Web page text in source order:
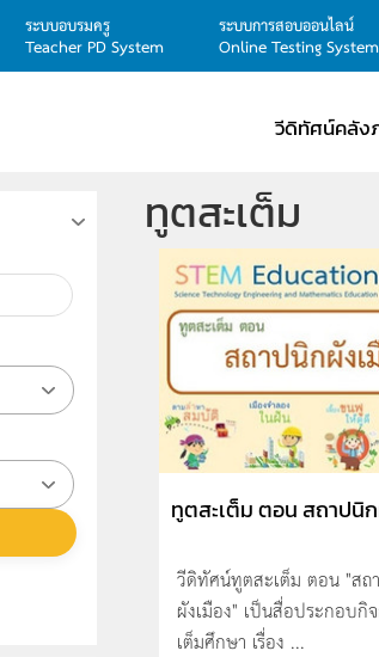
ระบบอบรมครู
Teacher PD System
ระบบการสอบออนไลน์
Online Testing System
วีดิทัศน์คลัง
ทูตสะเต็ม
ทูตสะเต็ม ตอน สถาปนิ
วีดิทัศน์ทูตสะเต็ม ตอน "สถ
ผังเมือง" เป็นสื่อประกอบกิ
เต็มศึกษา เรื่อง ...